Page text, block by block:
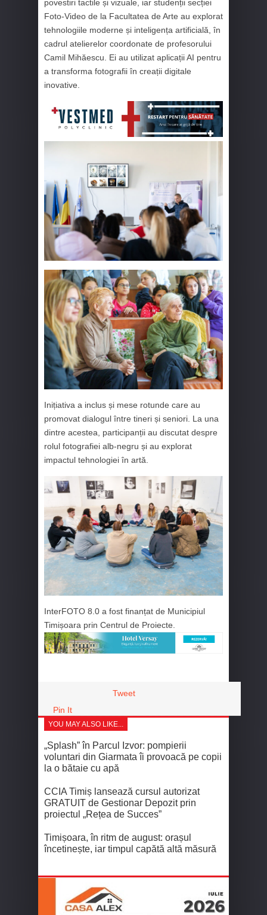
povestiri tactile și vizuale, iar studenții secției
Foto-Video de la Facultatea de Arte au explorat
tehnologiile moderne și inteligența artificială, în
cadrul atelierelor coordonate de profesorului
Camil Mihăescu. Ei au utilizat aplicații AI pentru
a transforma fotografii în creații digitale
inovative.
Inițiativa a inclus și mese rotunde care au
promovat dialogul între tineri și seniori. La una
dintre acestea, participanții au discutat despre
rolul fotografiei alb-negru și au explorat
impactul tehnologiei în artă.
InterFOTO 8.0 a fost finanțat de Municipiul
Timișoara prin Centrul de Proiecte.
Tweet
Pin It
YOU MAY ALSO LIKE...
„Splash” în Parcul Izvor: pompierii
voluntari din Giarmata îi provoacă pe copii
la o bătaie cu apă
CCIA Timiș lansează cursul autorizat
GRATUIT de Gestionar Depozit prin
proiectul „Rețea de Succes”
Timișoara, în ritm de august: orașul
încetinește, iar timpul capătă altă măsură